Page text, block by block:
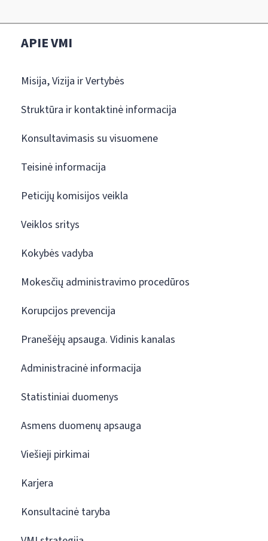
APIE VMI
Misija, Vizija ir Vertybės
Struktūra ir kontaktinė informacija
Konsultavimasis su visuomene
Teisinė informacija
Peticijų komisijos veikla
Veiklos sritys
Kokybės vadyba
Mokesčių administravimo procedūros
Korupcijos prevencija
Pranešėjų apsauga. Vidinis kanalas
Administracinė informacija
Statistiniai duomenys
Asmens duomenų apsauga
Viešieji pirkimai
Karjera
Konsultacinė taryba